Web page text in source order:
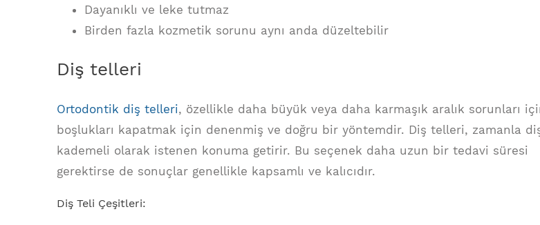
Dayanıklı ve leke tutmaz
Birden fazla kozmetik sorunu aynı anda düzeltebilir
Diş telleri
Ortodontik diş telleri, özellikle daha büyük veya daha karmaşık aralık sorunları
boşlukları kapatmak için denenmiş ve doğru bir yöntemdir. Diş telleri, zamanla
kademeli olarak istenen konuma getirir. Bu seçenek daha uzun bir tedavi süresi
gerektirse de sonuçlar genellikle kapsamlı ve kalıcıdır.
Diş Teli Çeşitleri: